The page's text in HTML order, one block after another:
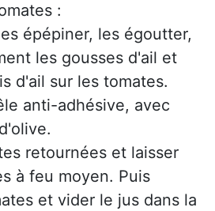
:
épépiner, les égoutter,
les gousses d'ail et
d'ail sur les tomates.
anti-adhésive, avec
retournées et laisser
à feu moyen. Puis
et vider le jus dans la